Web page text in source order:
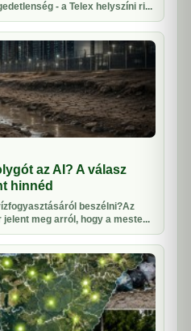
- a Telex helyszíni ri...
az AI? A válasz
hinnéd
beszélni?Az
meg arról, hogy a meste...